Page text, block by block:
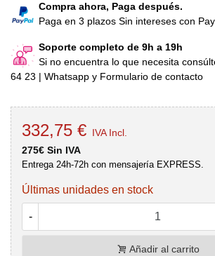
Compra ahora, Paga después.
Paga en 3 plazos Sin intereses con
Soporte completo de 9h a 19h
Si no encuentra lo que necesita
64 23 | Whatsapp y Formulario de contacto
332,75 € IVA Incl.
275€ Sin IVA
Entrega 24h-72h con mensajería EXPRESS.
Últimas unidades en stock
-
Añadir al carrito